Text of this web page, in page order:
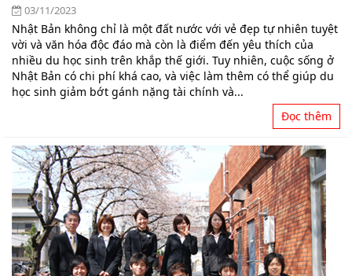
03/11/2023
Nhật Bản không chỉ là một đất nước với vẻ đẹp tự nhiên tuyệt
vời và văn hóa độc đáo mà còn là điểm đến yêu thích của
nhiều du học sinh trên khắp thế giới. Tuy nhiên, cuộc sống ở
Nhật Bản có chi phí khá cao, và việc làm thêm có thể giúp du
học sinh giảm bớt gánh nặng tài chính và...
Đọc thêm